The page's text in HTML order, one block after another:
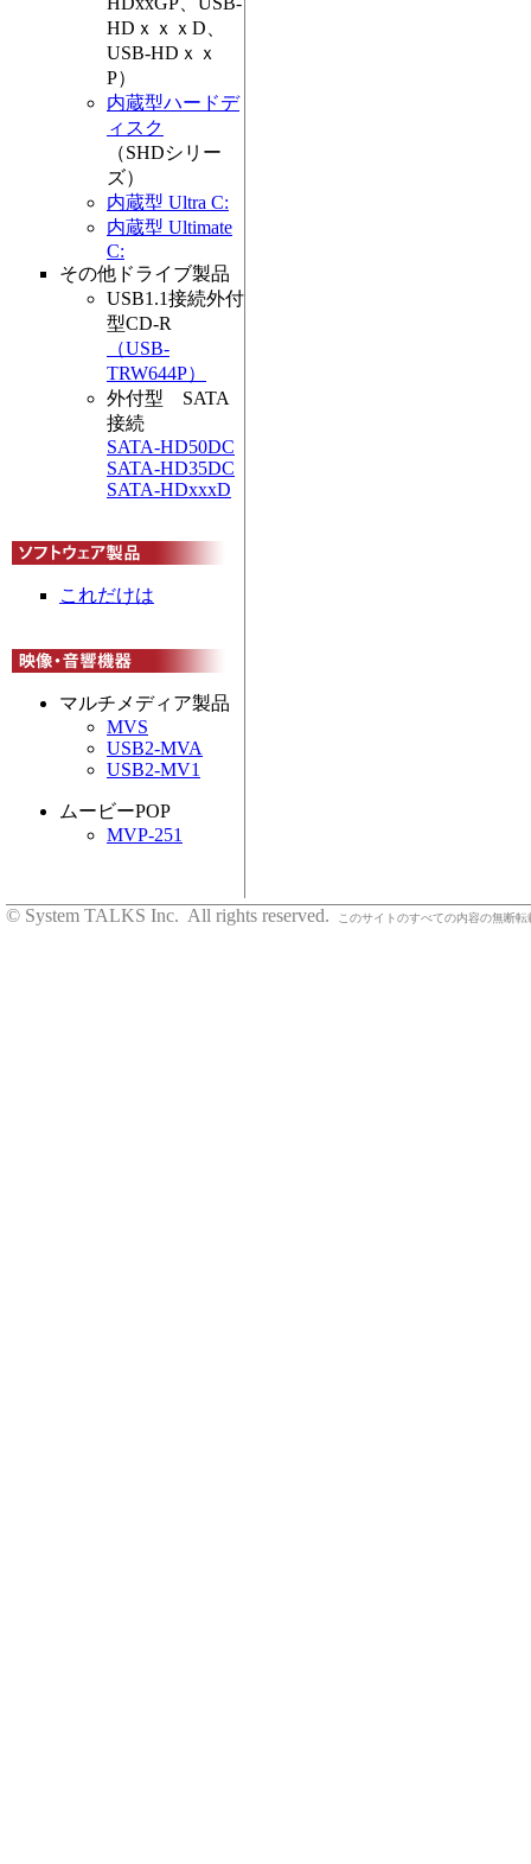
HDｘｘｘD、
USB-HDｘｘ
P）
内蔵型ハードデ
ィスク
（SHDシリー
ズ）
内蔵型 Ultra C:
内蔵型 Ultimate
C:
その他ドライブ製品
USB1.1接続外付
型CD-R
（USB-
TRW644P）
外付型 SATA
接続
SATA-HD50DC
SATA-HD35DC
SATA-HDxxxD
これだけは
マルチメディア製品
MVS
USB2-MVA
USB2-MV1
ムービーPOP
MVP-251
© System TALKS Inc. All rights reserved. このサイトのすべての内容の無断